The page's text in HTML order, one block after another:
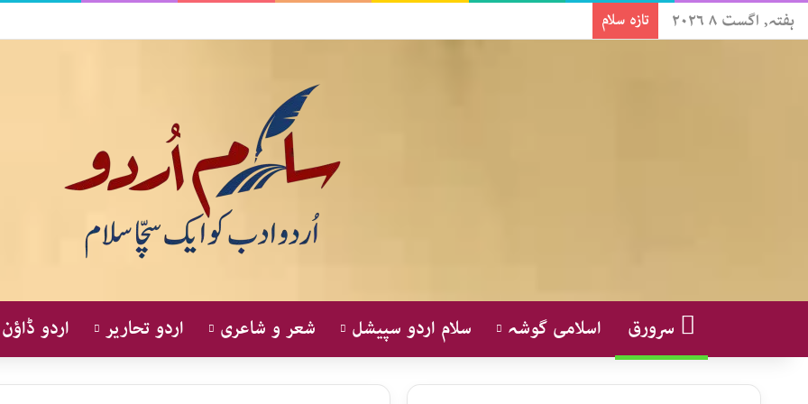
ہفتہ, اگست ۸ ۲۰۲۶ تازہ سلام
سرورق اسلامی گوشہ سلام اردو سپیشل شعر و شاعری اردو تحاریر اردو